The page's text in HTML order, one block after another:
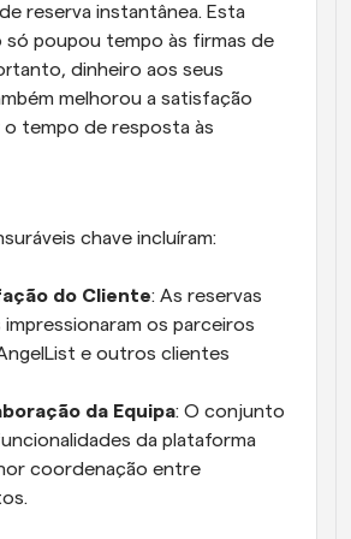
reserva instantânea. Esta
só poupou tempo às firmas de
dinheiro aos seus
melhorou a satisfação
o tempo de resposta às
chave incluíram:
do Cliente: As reservas
os parceiros
e outros clientes
da Equipa: O conjunto
da plataforma
coordenação entre